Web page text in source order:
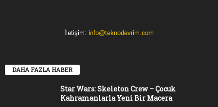
İletişim: info@teknodevrim.com
DAHA FAZLA HABER
Star Wars: Skeleton Crew – Çocuk
Kahramanlarla Yeni Bir Macera